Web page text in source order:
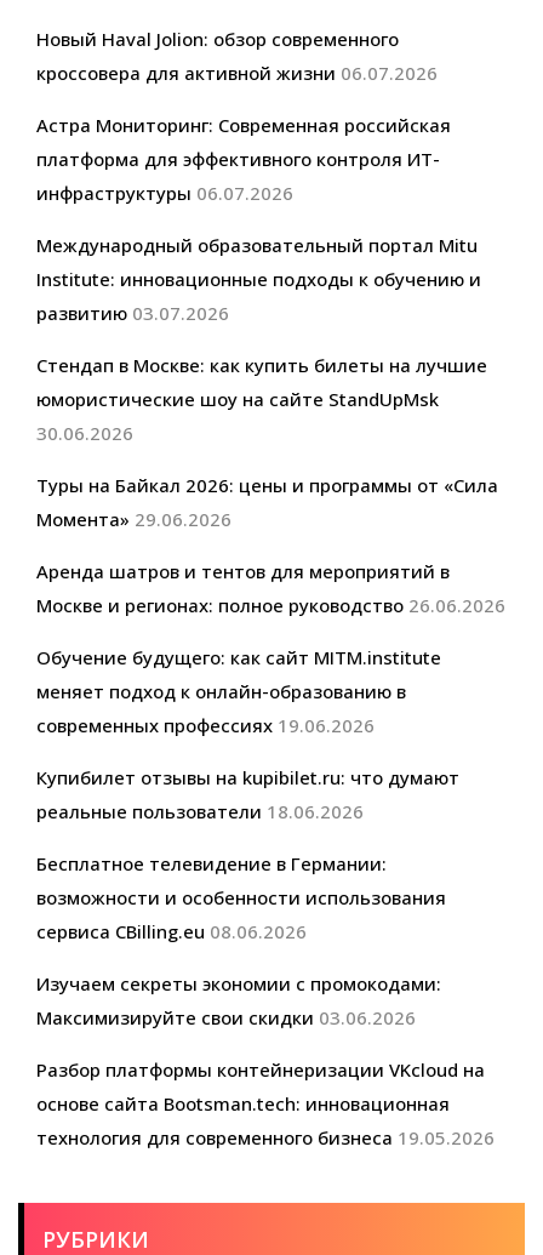
Новый Haval Jolion: обзор современного
кроссовера для активной жизни 06.07.2026
Астра Мониторинг: Современная российская
платформа для эффективного контроля ИТ-
инфраструктуры 06.07.2026
Международный образовательный портал Mitu
Institute: инновационные подходы к обучению и
развитию 03.07.2026
Стендап в Москве: как купить билеты на лучшие
юмористические шоу на сайте StandUpMsk
30.06.2026
Туры на Байкал 2026: цены и программы от «Сила
Момента» 29.06.2026
Аренда шатров и тентов для мероприятий в
Москве и регионах: полное руководство 26.06.2026
Обучение будущего: как сайт MITM.institute
меняет подход к онлайн-образованию в
современных профессиях 19.06.2026
Купибилет отзывы на kupibilet.ru: что думают
реальные пользователи 18.06.2026
Бесплатное телевидение в Германии:
возможности и особенности использования
сервиса CBilling.eu 08.06.2026
Изучаем секреты экономии с промокодами:
Максимизируйте свои скидки 03.06.2026
Разбор платформы контейнеризации VKcloud на
основе сайта Bootsman.tech: инновационная
технология для современного бизнеса 19.05.2026
РУБРИКИ